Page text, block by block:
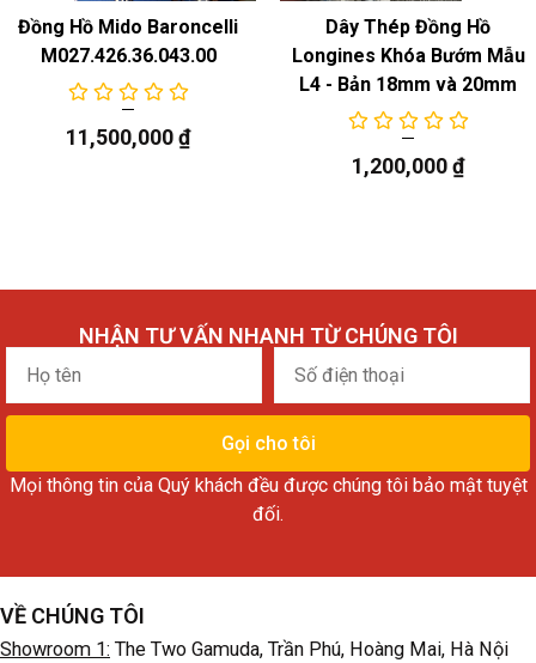
Đồng Hồ Mido Baroncelli
M027.426.36.043.00
11,500,000₫
Dây Thép Đồng Hồ
Longines Khóa Bướm Mẫu
L4 - Bản 18mm và 20mm
1,200,000₫
NHẬN TƯ VẤN NHANH TỪ CHÚNG TÔI
Họ
tên
điện
thoại
Gọi cho tôi
Mọi thông tin của Quý khách đều được chúng tôi bảo mật tuyệt
đối.
VỀ CHÚNG TÔI
Showroom 1: The Two Gamuda, Trần Phú, Hoàng Mai, Hà Nội